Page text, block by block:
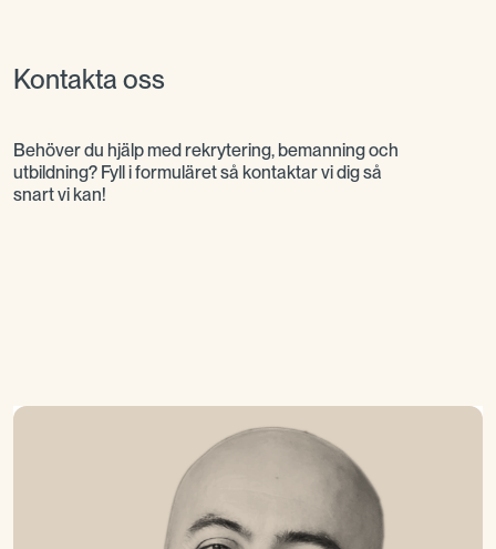
Kontakta oss
Behöver du hjälp med rekrytering, bemanning och
utbildning? Fyll i formuläret så kontaktar vi dig så
snart vi kan!